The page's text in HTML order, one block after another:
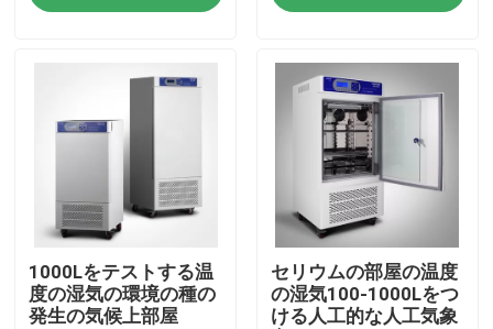
すべての場合
実験室のより乾燥したオーブン
工業用乾燥オーブン
1000Lをテストする温
度の湿気の環境の種の
発生の気候上部屋
セリウムの部屋の温度
の湿気100-1000Lをつ
ける人工的な人工気象